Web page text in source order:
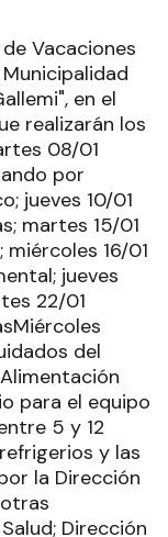
Vacaciones
en el
realizarán los
08/01
por
jueves 10/01
martes 15/01
16/01
jueves
22/01
del
para el equipo
5 y 12
y las
la Dirección
Dirección